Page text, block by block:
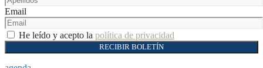
Email
He leído y acepto la política de privacidad
RECIBIR BOLETÍN